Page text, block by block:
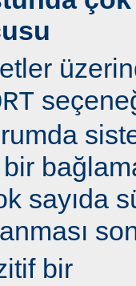
sayıda
bir